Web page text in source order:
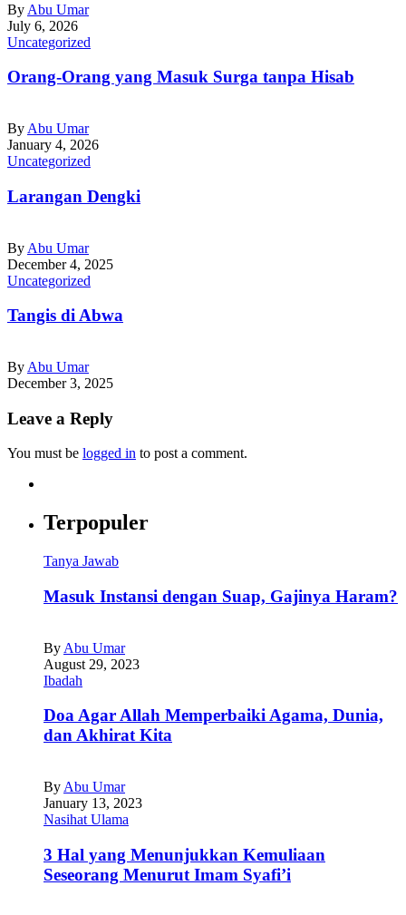
By Abu Umar
July 6, 2026
Uncategorized
Orang-Orang yang Masuk Surga tanpa Hisab
By Abu Umar
January 4, 2026
Uncategorized
Larangan Dengki
By Abu Umar
December 4, 2025
Uncategorized
Tangis di Abwa
By Abu Umar
December 3, 2025
Leave a Reply
You must be logged in to post a comment.
Terpopuler
Tanya Jawab
Masuk Instansi dengan Suap, Gajinya Haram?
By Abu Umar
August 29, 2023
Ibadah
Doa Agar Allah Memperbaiki Agama, Dunia,
dan Akhirat Kita
By Abu Umar
January 13, 2023
Nasihat Ulama
3 Hal yang Menunjukkan Kemuliaan
Seseorang Menurut Imam Syafi’i